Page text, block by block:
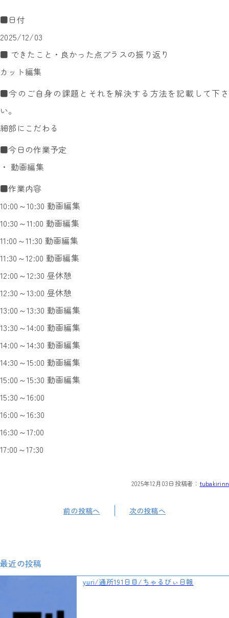
■日付
2025/12/03
■ できたこと・良かった点プラスの振り返り
カット編集
■今のご自身の課題とそれを解決する方法を記載して下さ
い。
細部にこだわる
■今日の作業予定
・ 動画編集
■作業内容
10:00～10:30 動画編集
10:30～11:00 動画編集
11:00～11:30 動画編集
11:30～12:00 動画編集
12:00～12:30 昼休憩
12:30～13:00 昼休憩
13:00～13:30 動画編集
13:30～14:00 動画編集
14:00～14:30 動画編集
14:30～15:00 動画編集
15:00～15:30 動画編集
15:30～16:00
16:00～16:30
16:30～17:00
17:00～17:30
2025年12月03日 投稿者： tubakirinn
前の投稿へ 次の投稿へ
最近の投稿
yuri/通所191日目/ちゃるびぃ日報